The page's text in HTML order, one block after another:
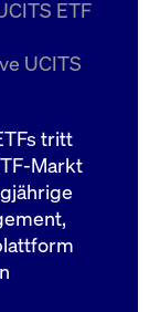
ETF
UCITS
tritt
Markt